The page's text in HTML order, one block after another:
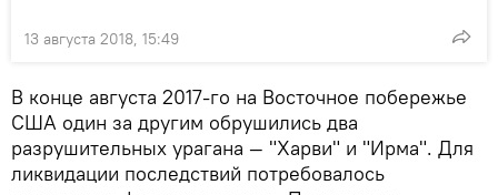
13 августа 2018, 15:49
В конце августа 2017-го на Восточное побережье
США один за другим обрушились два
разрушительных урагана — "Харви" и "Ирма". Для
ликвидации последствий потребовалось